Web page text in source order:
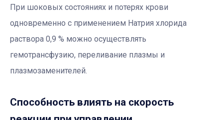
При шоковых состояниях и потерях крови
одновременно с применением Натрия хлорида
раствора 0,9 % можно осуществлять
гемотрансфузию, переливание плазмы и
плазмозаменителей.
Способность влиять на скорость